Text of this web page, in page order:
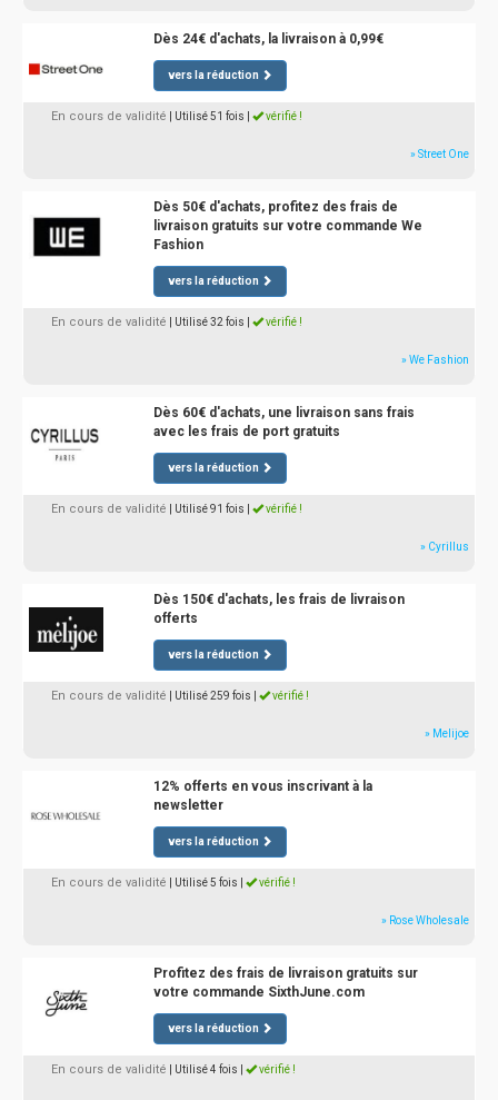
Dès 24€ d'achats, la livraison à 0,99€
vers la réduction
En cours de validité | Utilisé 51 fois vérifié !
» Street One
Dès 50€ d'achats, profitez des frais de
livraison gratuits sur votre commande We
Fashion
vers la réduction
En cours de validité | Utilisé 32 fois vérifié !
» We Fashion
Dès 60€ d'achats, une livraison sans frais
avec les frais de port gratuits
vers la réduction
En cours de validité | Utilisé 91 fois vérifié !
» Cyrillus
Dès 150€ d'achats, les frais de livraison
offerts
vers la réduction
En cours de validité | Utilisé 259 fois vérifié !
» Melijoe
12% offerts en vous inscrivant à la
newsletter
vers la réduction
En cours de validité | Utilisé 5 fois vérifié !
» Rose Wholesale
Profitez des frais de livraison gratuits sur
votre commande SixthJune.com
vers la réduction
En cours de validité | Utilisé 4 fois vérifié !